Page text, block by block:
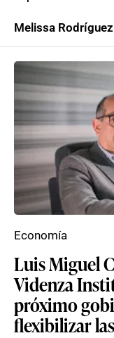
Melissa
Luis Miguel
Videnza
próximo
flexibilizar
Economía